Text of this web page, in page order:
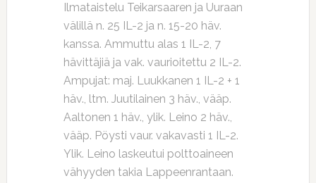
Ilmataistelu Teikarsaaren ja Uuraan
välillä n. 25 IL-2 ja n. 15-20 häv.
kanssa. Ammuttu alas 1 IL-2, 7
hävittäjiä ja vak. vaurioitettu 2 IL-2.
Ampujat: maj. Luukkanen 1 IL-2 + 1
häv., ltm. Juutilainen 3 häv., vääp.
Aaltonen 1 häv., ylik. Leino 2 häv.,
vääp. Pöysti vaur. vakavasti 1 IL-2.
Ylik. Leino laskeutui polttoaineen
vähyyden takia Lappeenrantaan.